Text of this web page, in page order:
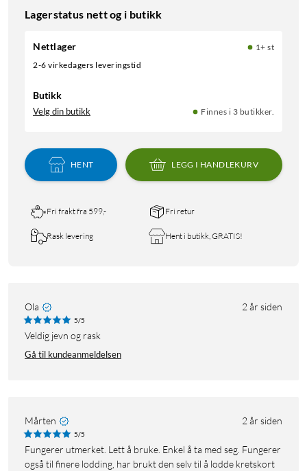
Lagerstatus nett og i butikk
Nettlager
1+ st
2-6 virkedagers leveringstid
Butikk
Velg din butikk Finnes i 3 butikker.
HENT LEGG I HANDLEKURV
Fri frakt fra 599,- Fri retur
Rask levering Hent i butikk, GRATIS!
Ola 2 år siden
5/5
Veldig jevn og rask
Gå til kundeanmeldelsen
Mårten 2 år siden
5/5
Fungerer utmerket. Lett å bruke. Enkel å ta med seg. Fungerer
også til finere lodding, har brukt den selv til å lodde kretskort